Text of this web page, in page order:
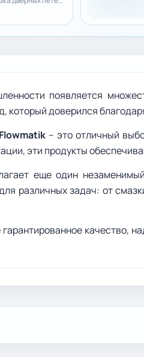
– как
появляется
который доверился
– это отличный
эти продукты
еще один
различных задач: от
качество,